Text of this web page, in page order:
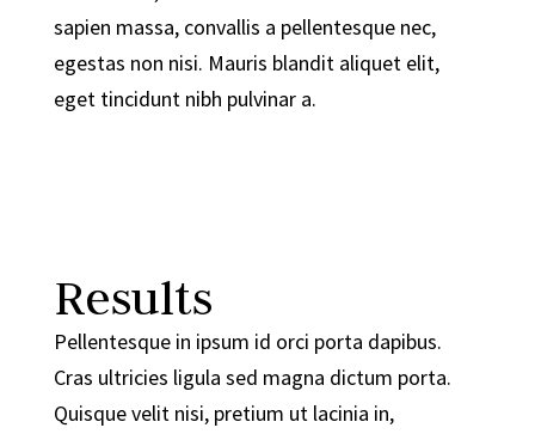
sapien massa, convallis a pellentesque nec,
egestas non nisi. Mauris blandit aliquet elit,
eget tincidunt nibh pulvinar a.
Results
Pellentesque in ipsum id orci porta dapibus.
Cras ultricies ligula sed magna dictum porta.
Quisque velit nisi, pretium ut lacinia in,